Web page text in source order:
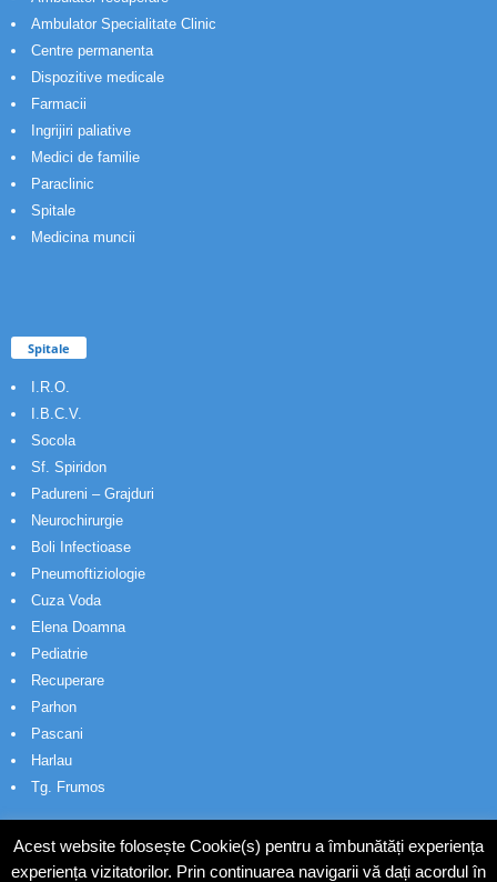
Ambulator Specialitate Clinic
Centre permanenta
Dispozitive medicale
Farmacii
Ingrijiri paliative
Medici de familie
Paraclinic
Spitale
Medicina muncii
Spitale
I.R.O.
I.B.C.V.
Socola
Sf. Spiridon
Padureni – Grajduri
Neurochirurgie
Boli Infectioase
Pneumoftiziologie
Cuza Voda
Elena Doamna
Pediatrie
Recuperare
Parhon
Pascani
Harlau
Tg. Frumos
Acest website folosește Cookie(s) pentru a îmbunătăți experiența
experiența vizitatorilor. Prin continuarea navigarii vă dați acordul în